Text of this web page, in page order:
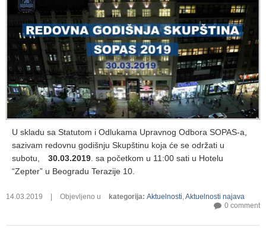
U skladu sa Statutom i Odlukama Upravnog Odbora SOPAS-a,
sazivam redovnu godišnju Skupštinu koja će se održati u
subotu,
30.03.2019 . sa početkom u 11:00 sati u Hotelu
“Zepter” u Beogradu Terazije 10.
14.03.2019 | Objevljeno u kategorija: Aktuelnosti Aktuelnosti najava
0 comment